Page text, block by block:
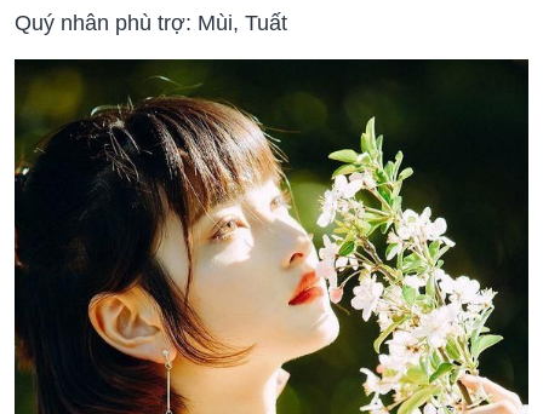
Quý nhân phù trợ: Mùi, Tuất